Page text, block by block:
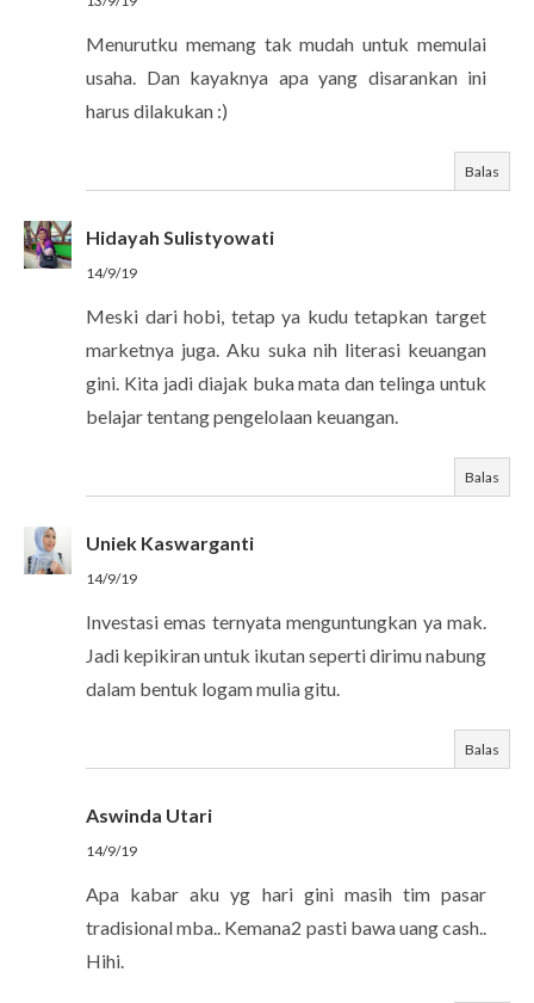
Menurutku memang tak mudah untuk memulai
usaha. Dan kayaknya apa yang disarankan ini
harus dilakukan :)
Balas
Hidayah Sulistyowati
14/9/19
Meski dari hobi, tetap ya kudu tetapkan target
marketnya juga. Aku suka nih literasi keuangan
gini. Kita jadi diajak buka mata dan telinga untuk
belajar tentang pengelolaan keuangan.
Balas
Uniek Kaswarganti
14/9/19
Investasi emas ternyata menguntungkan ya mak.
Jadi kepikiran untuk ikutan seperti dirimu nabung
dalam bentuk logam mulia gitu.
Balas
Aswinda Utari
14/9/19
Apa kabar aku yg hari gini masih tim pasar
tradisional mba.. Kemana2 pasti bawa uang cash..
Hihi.